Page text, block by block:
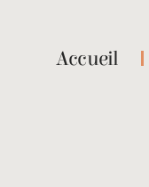
Accueil